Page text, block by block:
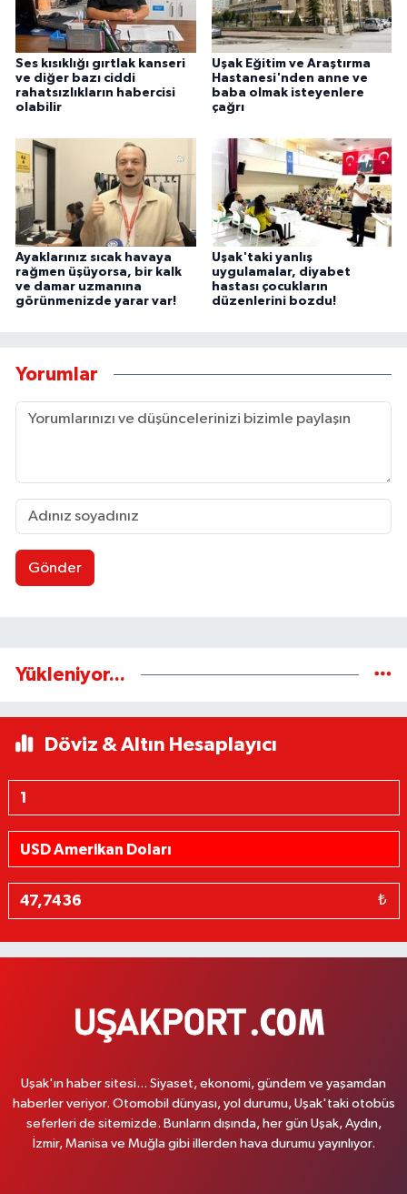
Ses kısıklığı gırtlak kanseri
ve diğer bazı ciddi
rahatsızlıkların habercisi
olabilir
Uşak Eğitim ve Araştırma
Hastanesi'nden anne ve
baba olmak isteyenlere
çağrı
Ayaklarınız sıcak havaya
rağmen üşüyorsa, bir kalk
ve damar uzmanına
görünmenizde yarar var!
Uşak'taki yanlış
uygulamalar, diyabet
hastası çocukların
düzenlerini bozdu!
Yorumlar
Gönder
Yükleniyor...
Döviz & Altın Hesaplayıcı
₺
Uşak'ın haber sitesi... Siyaset, ekonomi, gündem ve yaşamdan
haberler veriyor. Otomobil dünyası, yol durumu, Uşak'taki otobüs
seferleri de sitemizde. Bunların dışında, her gün Uşak, Aydın,
İzmir, Manisa ve Muğla gibi illerden hava durumu yayınlıyor.